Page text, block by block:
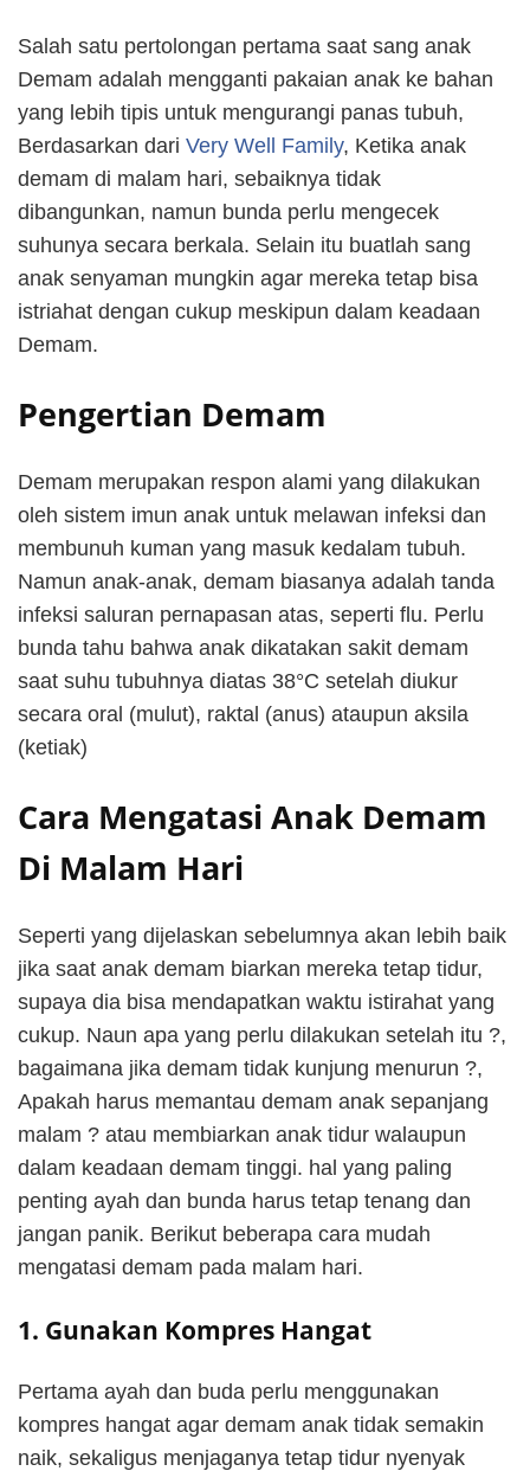
Salah satu pertolongan pertama saat sang anak
Demam adalah mengganti pakaian anak ke bahan
yang lebih tipis untuk mengurangi panas tubuh,
Berdasarkan dari Very Well Family, Ketika anak
demam di malam hari, sebaiknya tidak
dibangunkan, namun bunda perlu mengecek
suhunya secara berkala. Selain itu buatlah sang
anak senyaman mungkin agar mereka tetap bisa
istriahat dengan cukup meskipun dalam keadaan
Demam.
Pengertian Demam
Demam merupakan respon alami yang dilakukan
oleh sistem imun anak untuk melawan infeksi dan
membunuh kuman yang masuk kedalam tubuh.
Namun anak-anak, demam biasanya adalah tanda
infeksi saluran pernapasan atas, seperti flu. Perlu
bunda tahu bahwa anak dikatakan sakit demam
saat suhu tubuhnya diatas 38°C setelah diukur
secara oral (mulut), raktal (anus) ataupun aksila
(ketiak)
Cara Mengatasi Anak Demam
Di Malam Hari
Seperti yang dijelaskan sebelumnya akan lebih baik
jika saat anak demam biarkan mereka tetap tidur,
supaya dia bisa mendapatkan waktu istirahat yang
cukup. Naun apa yang perlu dilakukan setelah itu ?,
bagaimana jika demam tidak kunjung menurun ?,
Apakah harus memantau demam anak sepanjang
malam ? atau membiarkan anak tidur walaupun
dalam keadaan demam tinggi. hal yang paling
penting ayah dan bunda harus tetap tenang dan
jangan panik. Berikut beberapa cara mudah
mengatasi demam pada malam hari.
1. Gunakan Kompres Hangat
Pertama ayah dan buda perlu menggunakan
kompres hangat agar demam anak tidak semakin
naik, sekaligus menjaganya tetap tidur nyenyak